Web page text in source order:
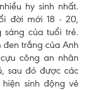
hy sinh nhất.
đời mới 18 - 20,
sáng của tuổi trẻ.
đen trắng của Anh
công an nhân
sau đó được các
sinh động vẻ